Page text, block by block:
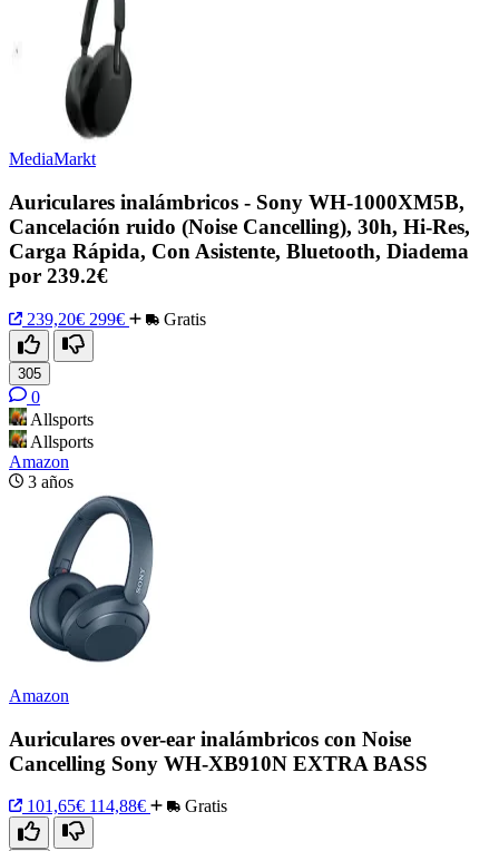
MediaMarkt
Auriculares inalámbricos - Sony WH-1000XM5B,
Cancelación ruido (Noise Cancelling), 30h, Hi-Res,
Carga Rápida, Con Asistente, Bluetooth, Diadema
por 239.2€
239,20€ 299€ Gratis
305
0
Allsports
Allsports
Amazon
3 años
Amazon
Auriculares over-ear inalámbricos con Noise
Cancelling Sony WH-XB910N EXTRA BASS
101,65€ 114,88€ Gratis